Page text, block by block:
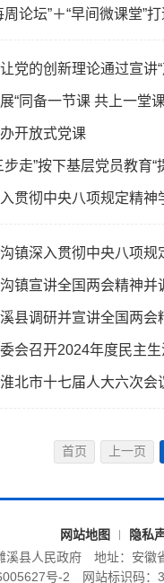
周论坛”＋“早间微课堂”
党的创新理论通过宣讲
“同备一节课 共上一堂
开放式党课
步走”按下基层党员教育“
贯彻中央八项规定精神
镇深入贯彻中央八项
镇宣讲全国两会精神
县调研并宣讲全国两会
会召开2024年度民主
北市十七届人大六次会
首页 上一页
网站地图 隐私
溪县人民政府
地址：安徽
号-2
网站标识码：